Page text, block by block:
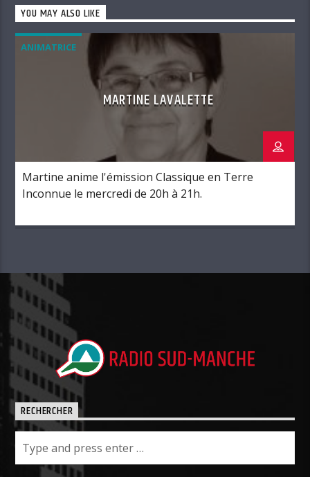
YOU MAY ALSO LIKE
ANIMATRICE
MARTINE LAVALETTE
Martine anime l'émission Classique en Terre
Inconnue le mercredi de 20h à 21h.
RECHERCHER